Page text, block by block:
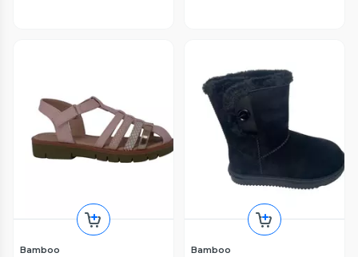
Bamboo Bamboo